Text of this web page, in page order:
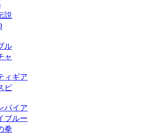
説
ル
ャ
ィギア
ピ
パイア
ブルー
拳